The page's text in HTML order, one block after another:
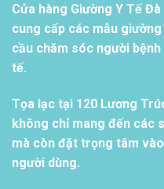
Cửa hàng Giường Y Tế
cung cấp các mẫu
cầu chăm sóc người
tế.
Tọa lạc tại 120 Lương
không chỉ mang đến các
mà còn đặt trọng tâm
người dùng.